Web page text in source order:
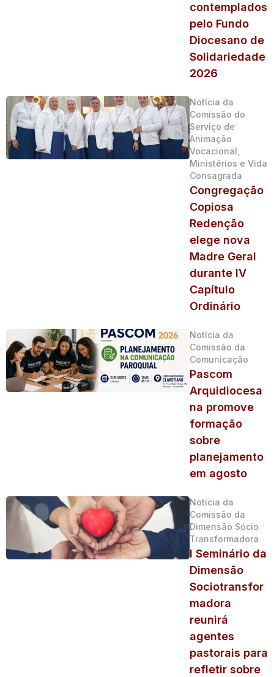
contemplados
pelo Fundo
Diocesano de
Solidariedade
2026
Notícia da
Comissão do
Serviço de
Animação
Vocacional,
Ministérios e Vida
Consagrada
Congregação
Copiosa
Redenção
elege nova
Madre Geral
durante IV
Capítulo
Ordinário
Notícia da
Comissão da
Comunicação
Pascom
Arquidiocesa
na promove
formação
sobre
planejamento
em agosto
Notícia da
Comissão da
Dimensão Sócio
Transformadora
I Seminário da
Dimensão
Sociotransfor
madora
reunirá
agentes
pastorais para
refletir sobre